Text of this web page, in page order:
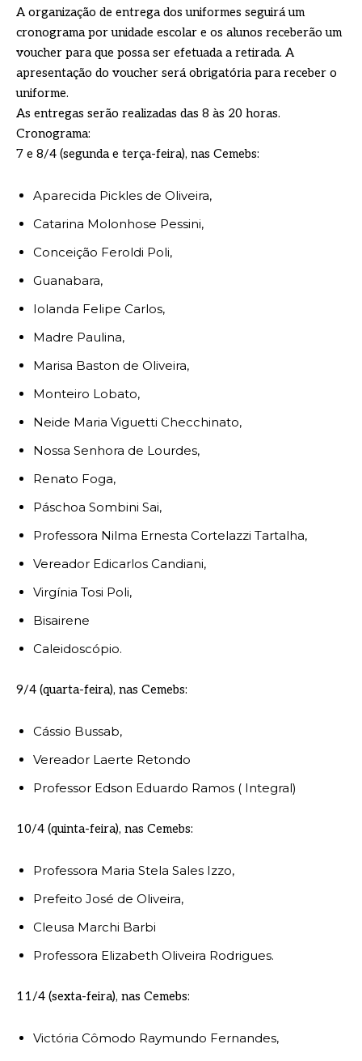
A organização de entrega dos uniformes seguirá um
cronograma por unidade escolar e os alunos receberão um
voucher para que possa ser efetuada a retirada. A
apresentação do voucher será obrigatória para receber o
uniforme.
As entregas serão realizadas das 8 às 20 horas.
Cronograma:
7 e 8/4 (segunda e terça-feira), nas Cemebs:
Aparecida Pickles de Oliveira,
Catarina Molonhose Pessini,
Conceição Feroldi Poli,
Guanabara,
Iolanda Felipe Carlos,
Madre Paulina,
Marisa Baston de Oliveira,
Monteiro Lobato,
Neide Maria Viguetti Checchinato,
Nossa Senhora de Lourdes,
Renato Foga,
Páschoa Sombini Sai,
Professora Nilma Ernesta Cortelazzi Tartalha,
Vereador Edicarlos Candiani,
Virgínia Tosi Poli,
Bisairene
Caleidoscópio.
9/4 (quarta-feira), nas Cemebs:
Cássio Bussab,
Vereador Laerte Retondo
Professor Edson Eduardo Ramos ( Integral)
10/4 (quinta-feira), nas Cemebs:
Professora Maria Stela Sales Izzo,
Prefeito José de Oliveira,
Cleusa Marchi Barbi
Professora Elizabeth Oliveira Rodrigues.
11/4 (sexta-feira), nas Cemebs:
Victória Cômodo Raymundo Fernandes,